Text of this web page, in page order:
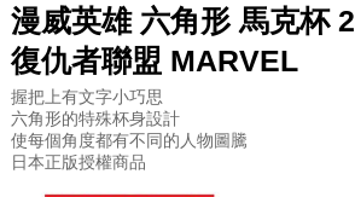
漫威英雄 六角形 馬克杯
復仇者聯盟 MARVEL
握把上有文字小巧思
六角形的特殊杯身設計
使每個角度都有不同的人物圖騰
日本正版授權商品